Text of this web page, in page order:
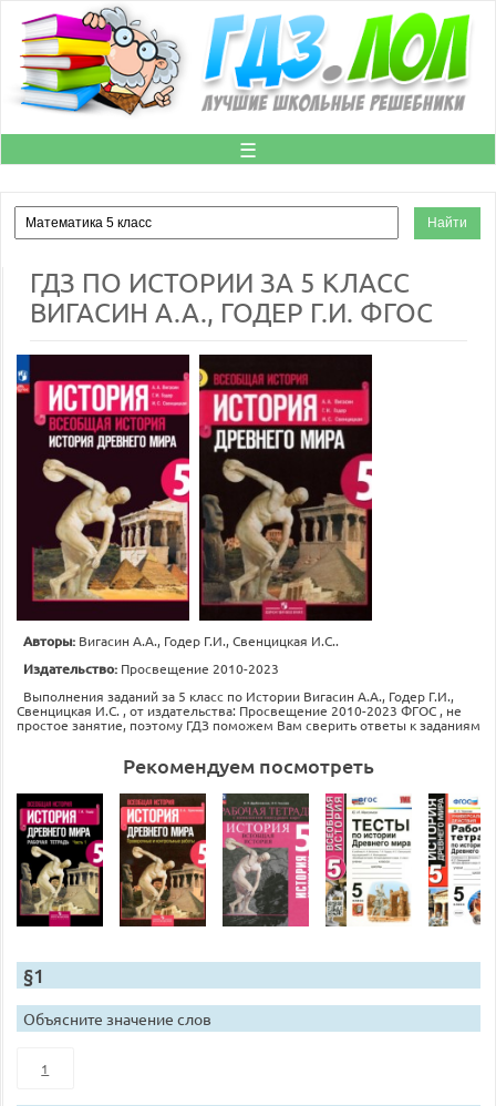
☰
ГДЗ ПО ИСТОРИИ ЗА 5 КЛАСС
ВИГАСИН А.А., ГОДЕР Г.И. ФГОС
Авторы: Вигасин А.А., Годер Г.И., Свенцицкая И.С..
Издательство: Просвещение 2010-2023
Выполнения заданий за 5 класс по Истории Вигасин А.А., Годер Г.И.,
Свенцицкая И.С. , от издательства: Просвещение 2010-2023 ФГОС , не
простое занятие, поэтому ГДЗ поможем Вам сверить ответы к заданиям
Рекомендуем посмотреть
§1
Объясните значение слов
1